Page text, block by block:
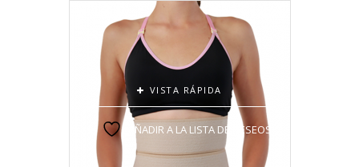
VISTA RÁPIDA
AÑADIR A LA LISTA DE DESEOS